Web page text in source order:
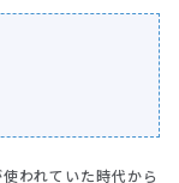
われていた時代から